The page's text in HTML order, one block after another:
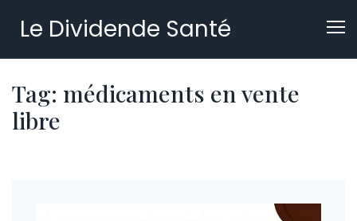
Le Dividende Santé
Tag: médicaments en vente
libre